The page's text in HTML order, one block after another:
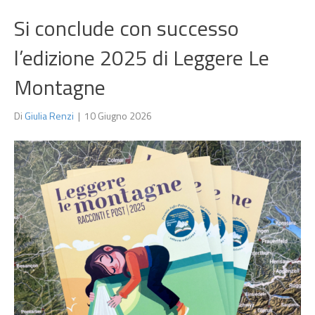
Si conclude con successo
l’edizione 2025 di Leggere Le
Montagne
Di Giulia Renzi | 10 Giugno 2026